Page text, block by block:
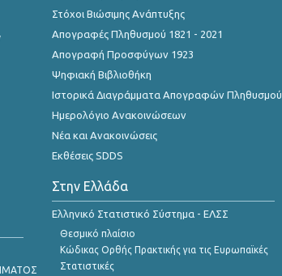
Στόχοι Βιώσιμης Ανάπτυξης
Απογραφές Πληθυσμού 1821 - 2021
Απογραφή Προσφύγων 1923
Ψηφιακή Βιβλιοθήκη
Ιστορικά Διαγράμματα Απογραφών Πληθυσμού
Ημερολόγιο Ανακοινώσεων
Νέα και Ανακοινώσεις
Εκθέσεις SDDS
Στην Ελλάδα
Ελληνικό Στατιστικό Σύστημα - ΕΛΣΣ
Θεσμικό πλαίσιο
Κώδικας Ορθής Πρακτικής για τις Ευρωπαϊκές
Στατιστικές